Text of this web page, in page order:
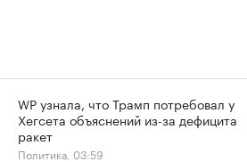
WP узнала, что Трамп потребовал у
Хегсета объяснений из-за дефицита
ракет
Политика, 03:59